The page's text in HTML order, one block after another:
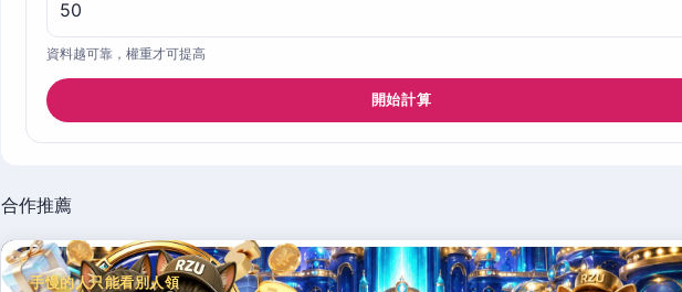
資料越可靠，權重才可提高
開始計算
合作推薦
手慢的人只能看別人領